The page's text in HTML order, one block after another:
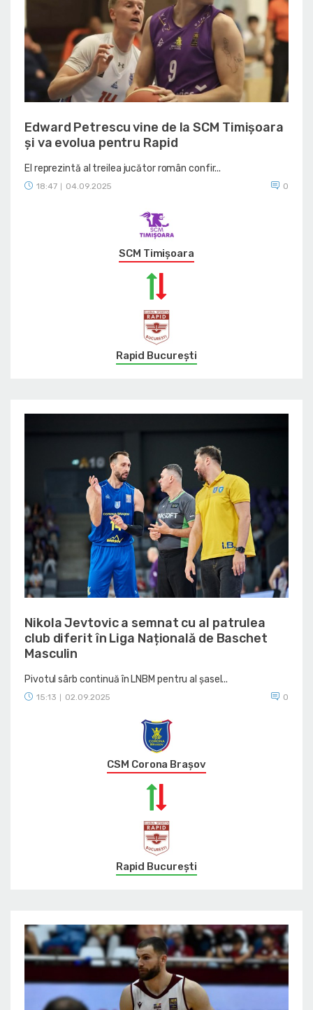
Edward Petrescu vine de la SCM Timișoara
și va evolua pentru Rapid
El reprezintă al treilea jucător român confir...
18:47 04.09.2025 0
SCM Timișoara
Rapid București
Nikola Jevtovic a semnat cu al patrulea
club diferit în Liga Națională de Baschet
Masculin
Pivotul sârb continuă în LNBM pentru al șasel...
15:13 02.09.2025 0
CSM Corona Braşov
Rapid București